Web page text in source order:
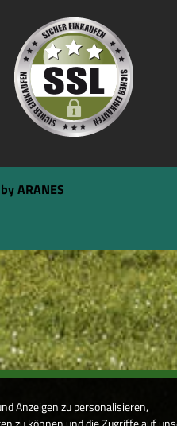
ARANES
Anzeigen zu personalisieren,